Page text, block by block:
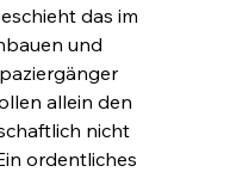
das im
und
allein den
nicht
ordentliches